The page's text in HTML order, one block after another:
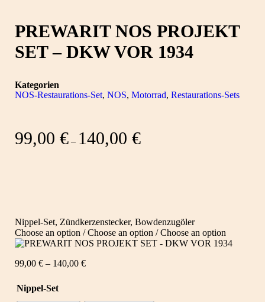
PREWARIT NOS PROJEKT
SET – DKW VOR 1934
Kategorien
NOS-Restaurations-Set, NOS, Motorrad, Restaurations-Sets
99,00 € – 140,00 €
Nippel-Set, Zündkerzenstecker, Bowdenzugöler
Choose an option / Choose an option / Choose an option
99,00 € – 140,00 €
Nippel-Set